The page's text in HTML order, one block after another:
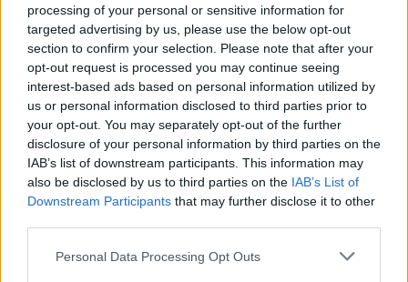
processing of your personal or sensitive information for
targeted advertising by us, please use the below opt-out
section to confirm your selection. Please note that after your
opt-out request is processed you may continue seeing
interest-based ads based on personal information utilized by
us or personal information disclosed to third parties prior to
your opt-out. You may separately opt-out of the further
disclosure of your personal information by third parties on the
IAB’s list of downstream participants. This information may
also be disclosed by us to third parties on the IAB’s List of
Downstream Participants that may further disclose it to other
Personal Data Processing Opt Outs
offensivo brasiliano di proprietà dello Shaktar
Donetsk. Il Napoli potrebbe tentare l'assalto al
giocatore classe 2003 (che piace anche al
Bologna) nel caso in cui dovesse andare in porto
la trattativa per la cessione di Giacomo
Raspadori.